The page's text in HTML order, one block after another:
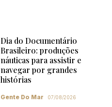
Dia do Documentário
Brasileiro: produções
náuticas para assistir e
navegar por grandes
histórias
Gente Do Mar 07/08/2026